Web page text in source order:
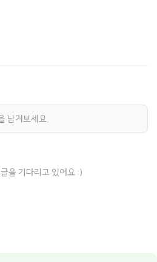
남겨보세요.
을 기다리고 있어요 :)